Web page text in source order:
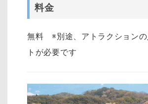
料金
無料 ※別途、アトラクションの
トが必要です